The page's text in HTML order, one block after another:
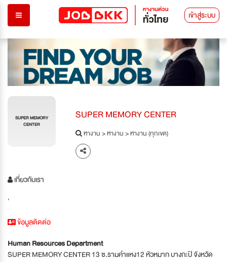
เข้าสู่ระบบ
SUPER MEMORY
CENTER
SUPER MEMORY CENTER
หางาน>หางาน>หางาน (ทุกเขต)
เกี่ยวกับเรา
'
ข้อมูลติดต่อ
Human Resources Department
SUPER MEMORY CENTER 13 ซ.รามคำแหง12 หัวหมาก บางกะปิ จังหวัด